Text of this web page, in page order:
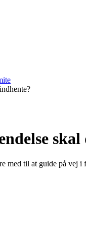
skal
med til at guide på